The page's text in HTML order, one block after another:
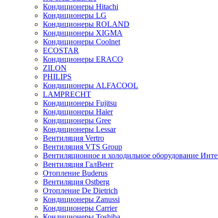
Кондиционеры Hitachi
Кондиционеры LG
Кондиционеры ROLAND
Кондиционеры XIGMA
Кондиционеры Coolnet
ECOSTAR
Кондиционеры ERACO
ZILON
PHILIPS
Кондиционеры ALFACOOL
LAMPRECHT
Кондиционеры Fujitsu
Кондиционеры Haier
Кондиционеры Gree
Кондиционеры Lessar
Вентиляция Vertro
Вентиляция VTS Group
Вентиляционное и холодильное оборудование
Вентиляция ГалВент
Отопление Buderus
Вентиляция Ostberg
Отопление De Dietrich
Кондиционеры Zanussi
Кондиционеры Carrier